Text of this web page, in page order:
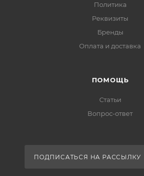
Политика
Реквизиты
Бренды
Оплата и доставка
ПОМОЩЬ
Статьи
Вопрос-ответ
ПОДПИСАТЬСЯ НА РАССЫЛКУ